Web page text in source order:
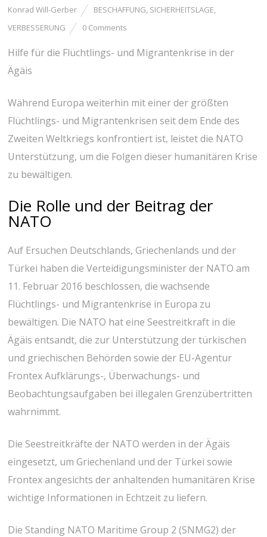
Konrad Will-Gerber BESCHAFFUNG, SICHERHEITSLAGE,
VERBESSERUNG
0 Comments
Hilfe für die Flüchtlings- und Migrantenkrise in der
Ägäis
Während Europa weiterhin mit einer der größten
Flüchtlings- und Migrantenkrisen seit dem Ende des
Zweiten Weltkriegs konfrontiert ist, leistet die NATO
Unterstützung, um die Folgen dieser humanitären Krise
zu bewältigen.
Die Rolle und der Beitrag der
NATO
Auf Ersuchen Deutschlands, Griechenlands und der
Türkei haben die Verteidigungsminister der NATO am
11. Februar 2016 beschlossen, die wachsende
Flüchtlings- und Migrantenkrise in Europa zu
bewältigen. Die NATO hat eine Seestreitkraft in die
Ägäis entsandt, die zur Unterstützung der türkischen
und griechischen Behörden sowie der EU-Agentur
Frontex Aufklärungs-, Überwachungs- und
Beobachtungsaufgaben bei illegalen Grenzübertritten
wahrnimmt.
Die Seestreitkräfte der NATO werden in der Ägäis
eingesetzt, um Griechenland und der Türkei sowie
Frontex angesichts der anhaltenden humanitären Krise
wichtige Informationen in Echtzeit zu liefern.
Die Standing NATO Maritime Group 2 (SNMG2) der